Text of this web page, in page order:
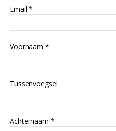
Email *
Voornaam *
Tussenvoegsel
Achternaam *